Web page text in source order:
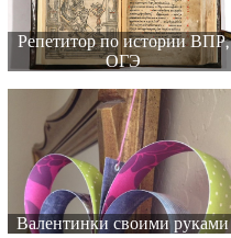
Репетитор по истории ВПР,
ОГЭ
Валентинки своими руками